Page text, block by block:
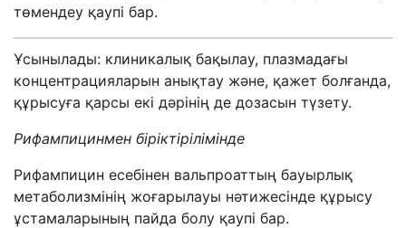
төмендеу қаупі бар.
Ұсынылады: клиникалық бақылау, плазмадағы
концентрацияларын анықтау және, қажет болғанда,
құрысуға қарсы екі дәрінің де дозасын түзету.
Рифампицинмен біріктірілімінде
Рифампицин есебінен вальпроаттың бауырлық
метаболизмінің жоғарылауы нәтижесінде құрысу
ұстамаларының пайда болу қаупі бар.